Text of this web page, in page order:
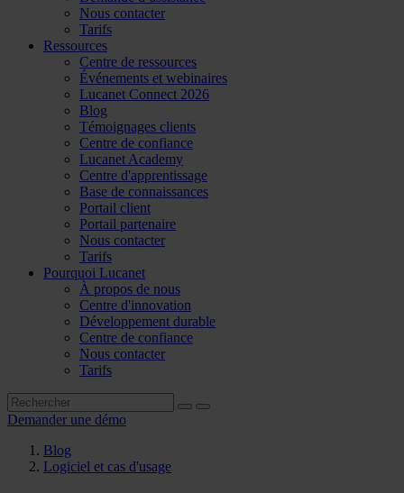
Nous contacter
Tarifs
Ressources
Centre de ressources
Événements et webinaires
Lucanet Connect 2026
Blog
Témoignages clients
Centre de confiance
Lucanet Academy
Centre d'apprentissage
Base de connaissances
Portail client
Portail partenaire
Nous contacter
Tarifs
Pourquoi Lucanet
À propos de nous
Centre d'innovation
Développement durable
Centre de confiance
Nous contacter
Tarifs
Demander une démo
Blog
Logiciel et cas d'usage